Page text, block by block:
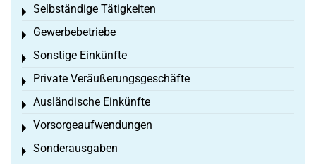
Selbständige Tätigkeiten
Toggle menu
Gewerbebetriebe
Toggle menu
Sonstige Einkünfte
Toggle menu
Private Veräußerungsgeschäfte
Toggle menu
Ausländische Einkünfte
Toggle menu
Vorsorgeaufwendungen
Toggle menu
Sonderausgaben
Toggle menu